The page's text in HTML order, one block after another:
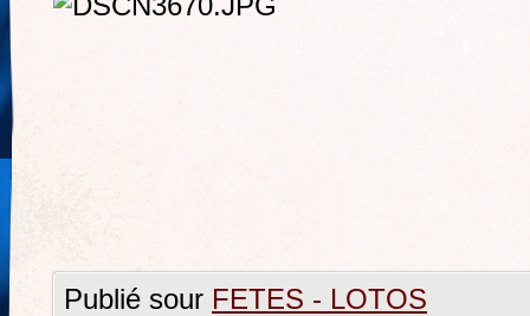
Publié sour FETES - LOTOS